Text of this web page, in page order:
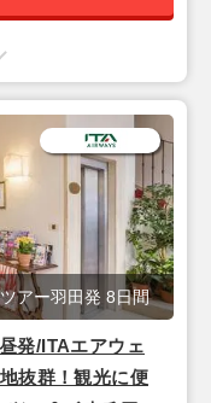
発/ITAエアウェ
抜群！観光に便
アー羽田発 8日間